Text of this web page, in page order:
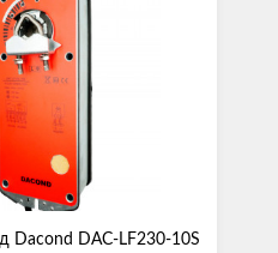
Dacond DAC-LF230-10S